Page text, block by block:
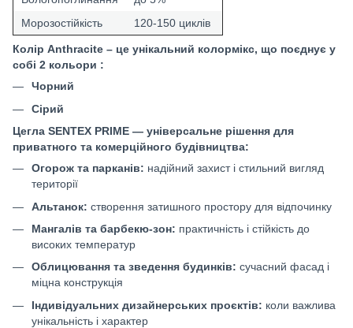
Морозостійкість
120-150 циклів
Колір Anthracite – це унікальний колормікс, що поєднує у
собі 2 кольори :
Чорний
Сірий
Цегла SENTEX PRIME — універсальне рішення для
приватного та комерційного будівництва:
Огорож та парканів: надійний захист і стильний вигляд
території
Альтанок: створення затишного простору для відпочинку
Мангалів та барбекю-зон: практичність і стійкість до
високих температур
Облицювання та зведення будинків: сучасний фасад і
міцна конструкція
Індивідуальних дизайнерських проєктів: коли важлива
унікальність і характер